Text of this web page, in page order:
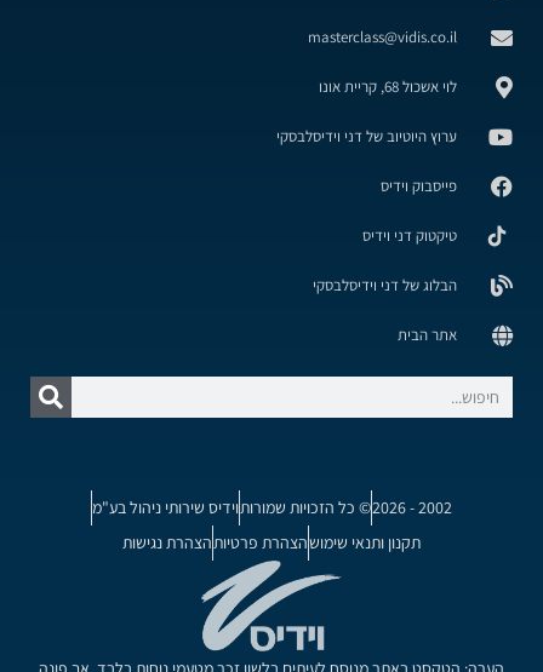
masterclass@vidis.co.il
לוי אשכול 68, קריית אונו
ערוץ היוטיוב של דני וידיסלבסקי
פייסבוק וידיס
טיקטוק דני וידיס
הבלוג של דני וידיסלבסקי
אתר הבית
2002 - 2026 © כל הזכויות שמורותוידיס שירותי ניהול בע"מ
תקנון ותנאי שימושהצהרת פרטיותהצהרת נגישות